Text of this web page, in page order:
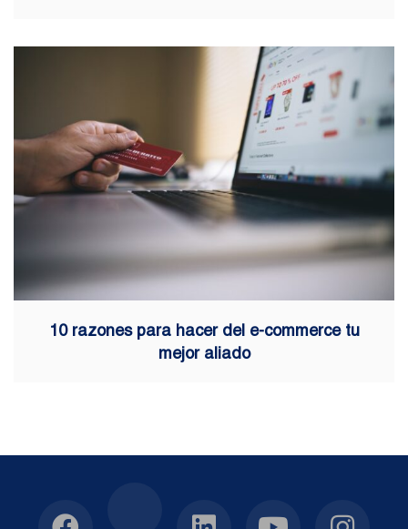
10 razones para hacer del e-commerce tu
mejor aliado